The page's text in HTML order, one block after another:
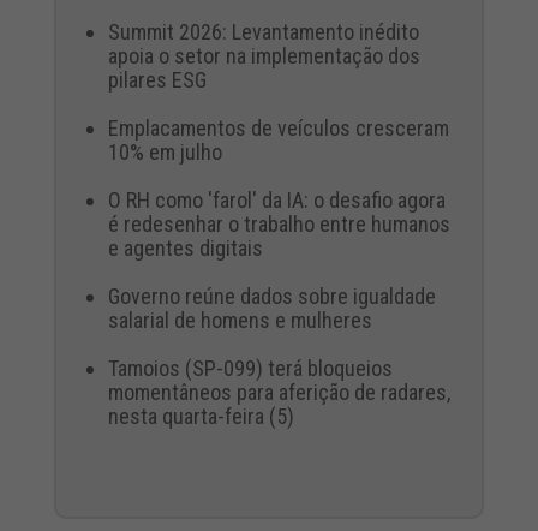
Summit 2026: Levantamento inédito
apoia o setor na implementação dos
pilares ESG
Emplacamentos de veículos cresceram
10% em julho
O RH como 'farol' da IA: o desafio agora
é redesenhar o trabalho entre humanos
e agentes digitais
Governo reúne dados sobre igualdade
salarial de homens e mulheres
Tamoios (SP-099) terá bloqueios
momentâneos para aferição de radares,
nesta quarta-feira (5)